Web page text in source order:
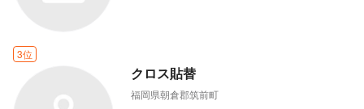
3位
クロス貼替
福岡県朝倉郡筑前町